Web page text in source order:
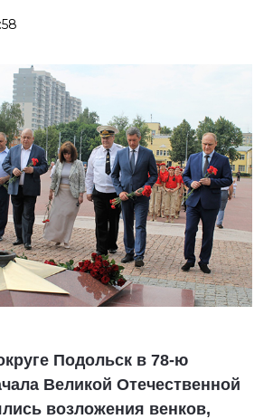
Подольск в 78-ю
Великой Отечественной
возложения венков,